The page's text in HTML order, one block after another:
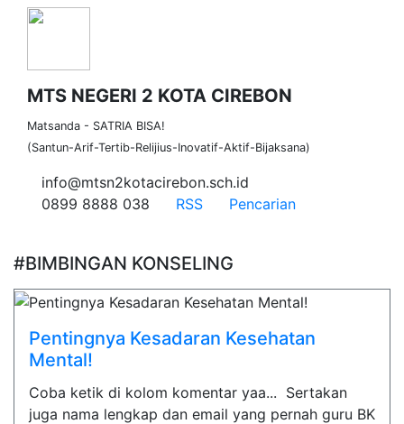
MTS NEGERI 2 KOTA CIREBON
Matsanda - SATRIA BISA!
(Santun-Arif-Tertib-Relijius-Inovatif-Aktif-Bijaksana)
info@mtsn2kotacirebon.sch.id
0899 8888 038
RSS Pencarian
#BIMBINGAN KONSELING
Pentingnya Kesadaran Kesehatan
Mental!
Coba ketik di kolom komentar yaa... Sertakan
juga nama lengkap dan email yang pernah guru BK